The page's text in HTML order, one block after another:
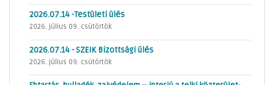
2026.07.14 -Testületi ülés
2026. július 09. csütörtök
2026.07.14 - SZEIK Bizottsági ülés
2026. július 09. csütörtök